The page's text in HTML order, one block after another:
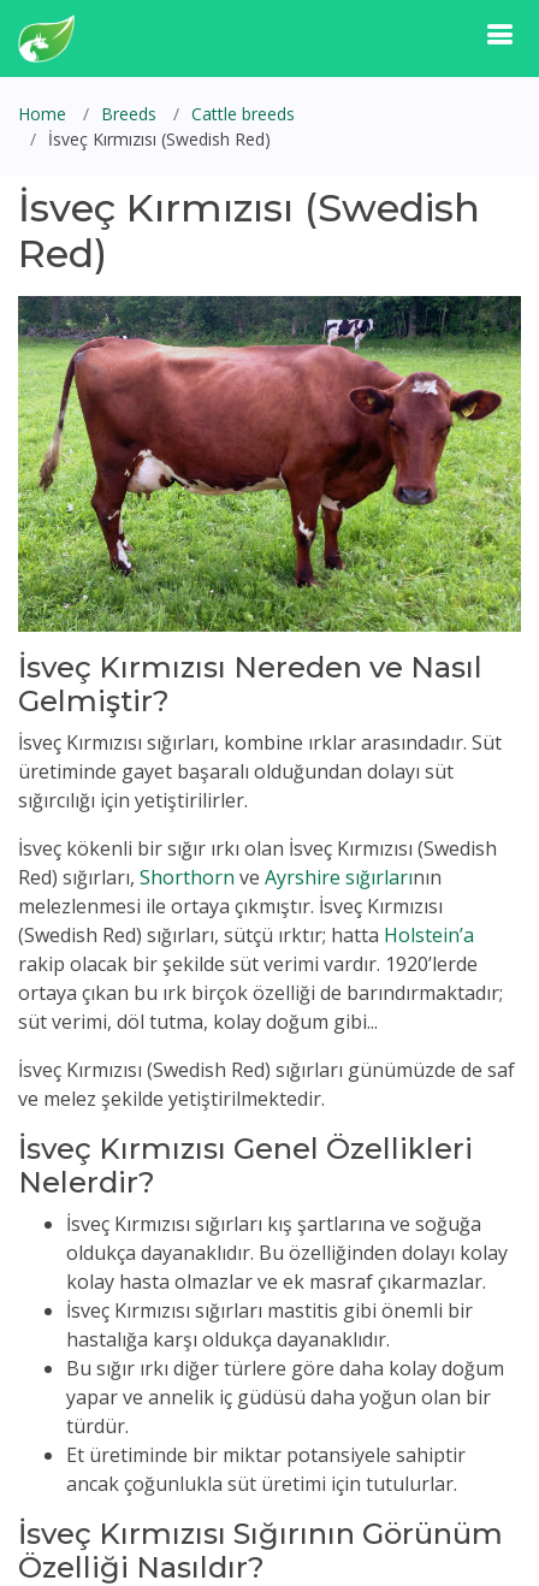
Home Breeds
Cattle breeds
İsveç Kırmızısı (Swedish Red)
İsveç Kırmızısı (Swedish
Red)
İsveç Kırmızısı Nereden ve Nasıl
Gelmiştir?
İsveç Kırmızısı sığırları, kombine ırklar arasındadır. Süt
üretiminde gayet başaralı olduğundan dolayı süt
sığırcılığı için yetiştirilirler.
İsveç kökenli bir sığır ırkı olan İsveç Kırmızısı (Swedish
Red) sığırları, Shorthorn ve Ayrshire sığırlarının
melezlenmesi ile ortaya çıkmıştır. İsveç Kırmızısı
(Swedish Red) sığırları, sütçü ırktır; hatta Holstein’a
rakip olacak bir şekilde süt verimi vardır. 1920’lerde
ortaya çıkan bu ırk birçok özelliği de barındırmaktadır;
süt verimi, döl tutma, kolay doğum gibi...
İsveç Kırmızısı (Swedish Red) sığırları günümüzde de saf
ve melez şekilde yetiştirilmektedir.
İsveç Kırmızısı Genel Özellikleri
Nelerdir?
İsveç Kırmızısı sığırları kış şartlarına ve soğuğa
oldukça dayanaklıdır. Bu özelliğinden dolayı kolay
kolay hasta olmazlar ve ek masraf çıkarmazlar.
İsveç Kırmızısı sığırları mastitis gibi önemli bir
hastalığa karşı oldukça dayanaklıdır.
Bu sığır ırkı diğer türlere göre daha kolay doğum
yapar ve annelik iç güdüsü daha yoğun olan bir
türdür.
Et üretiminde bir miktar potansiyele sahiptir
ancak çoğunlukla süt üretimi için tutulurlar.
İsveç Kırmızısı Sığırının Görünüm
Özelliği Nasıldır?